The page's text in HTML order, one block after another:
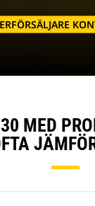
MED